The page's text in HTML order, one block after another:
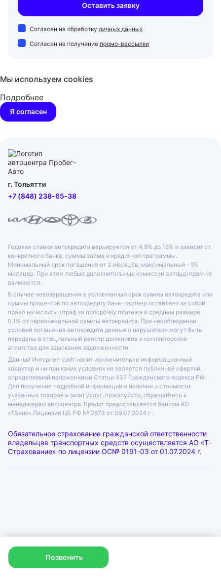
Позвонить
Оставить заявку
Согласен на обработку личных данных
Согласен на получение промо-рассылки
Мы используем cookies
Подробнее
Я согласен
г. Тольятти
+7 (848) 238-65-38
Годовая ставка автокредита варьируется от 4.9% до 15% и зависит от
конкретного банка, суммы займа и кредитной программы.
Минимальный срок погашения от 2 месяцев, максимальный - 96
месяцев. При этом любые дополнительные комиссии автоцентром не
взимаются.
В случае невозвращения в условленный срок суммы автокредита или
суммы процентов по автокредиту банк-партнер оставляет за собой
право начислить штраф за просрочку платежа в среднем размере
0.1% от первоначальной суммы автокредита. При несоблюдении
условий погашения автокредита данные о нарушителе могут быть
переданы в специальный реестр должников и коллекторское
агентство для взыскания задолженности.
Данный Интернет-сайт носит исключительно информационный
характер и ни при каких условиях не является публичной офертой,
определяемой положениями Статьи 437 Гражданского кодекса РФ.
Для получения подробной информации о наличии и стоимости
указанных товаров и (или) услуг, пожалуйста, обращайтесь к
менеджерам автоцентра. Кредит предоставляется банком АО
«ТБанк» Лицензия ЦБ РФ № 2673 от 09.07.2024 г .
Обязательное страхование гражданской ответственности
владельцев транспортных средств осуществляется АО «Т-
Страхование» по лицензии ОС№ 0191-03 от 01.07.2024 г.
Согласие на рекламную рассылку